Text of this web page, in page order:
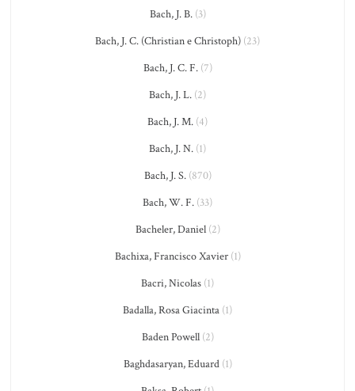
Bach, J. B.(3)
Bach, J. C. (Christian e Christoph) (23)
Bach, J. C. F.(7)
Bach, J. L. (2)
Bach, J. M. (4)
Bach, J. N. (1)
Bach, J. S.(870)
Bach, W. F. (33)
Bacheler, Daniel(2)
Bachixa, Francisco Xavier(1)
Bacri, Nicolas (1)
Badalla, Rosa Giacinta (1)
Baden Powell(2)
Baghdasaryan, Eduard(1)